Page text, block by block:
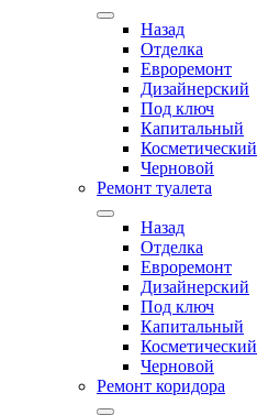
Назад
Отделка
Евроремонт
Дизайнерский
Под ключ
Капитальный
Косметический
Черновой
Ремонт туалета
Назад
Отделка
Евроремонт
Дизайнерский
Под ключ
Капитальный
Косметический
Черновой
Ремонт коридора